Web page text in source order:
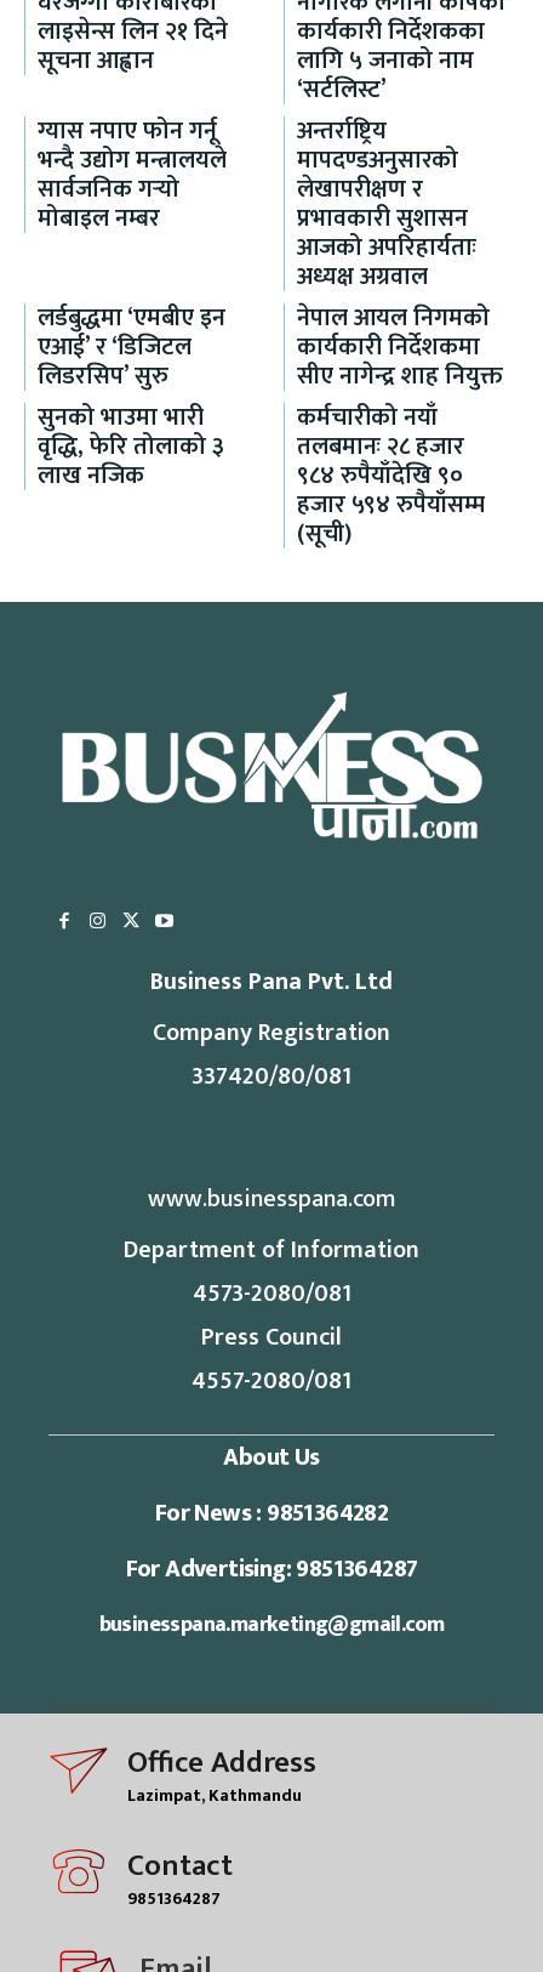
लाइसेन्स लिन २१ दिने
सूचना आह्वान
कार्यकारी निर्देशकका
लागि ५ जनाको नाम
‘सर्टलिस्ट’
ग्यास नपाए फोन गर्नू
भन्दै उद्योग मन्त्रालयले
सार्वजनिक गर्‍यो
मोबाइल नम्बर
अन्तर्राष्ट्रिय
मापदण्डअनुसारको
लेखापरीक्षण र
प्रभावकारी सुशासन
आजको अपरिहार्यताः
अध्यक्ष अग्रवाल
लर्डबुद्धमा ‘एमबीए इन
एआई’ र ‘डिजिटल
लिडरसिप’ सुरु
नेपाल आयल निगमको
कार्यकारी निर्देशकमा
सीए नागेन्द्र शाह नियुक्त
सुनको भाउमा भारी
वृद्धि, फेरि तोलाको ३
लाख नजिक
कर्मचारीको नयाँ
तलबमानः २८ हजार
९८४ रुपैयाँदेखि ९०
हजार ५९४ रुपैयाँसम्म
(सूची)
Business Pana Pvt. Ltd
Company Registration
337420/80/081
www.businesspana.com
Department of Information
4573-2080/081
Press Council
4557-2080/081
About Us
For News : 9851364282
For Advertising: 9851364287
businesspana.marketing@gmail.com
Office Address
Lazimpat, Kathmandu
Contact
9851364287